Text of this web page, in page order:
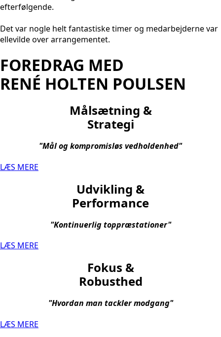
efterfølgende.
Det var nogle helt fantastiske timer og medarbejderne var
ellevilde over arrangementet.
FOREDRAG MED
RENÉ HOLTEN POULSEN
Målsætning &
Strategi
"Mål og kompromisløs vedholdenhed"
LÆS MERE
Udvikling &
Performance
"Kontinuerlig toppræstationer"
LÆS MERE
Fokus &
Robusthed
"Hvordan man tackler modgang"
LÆS MERE